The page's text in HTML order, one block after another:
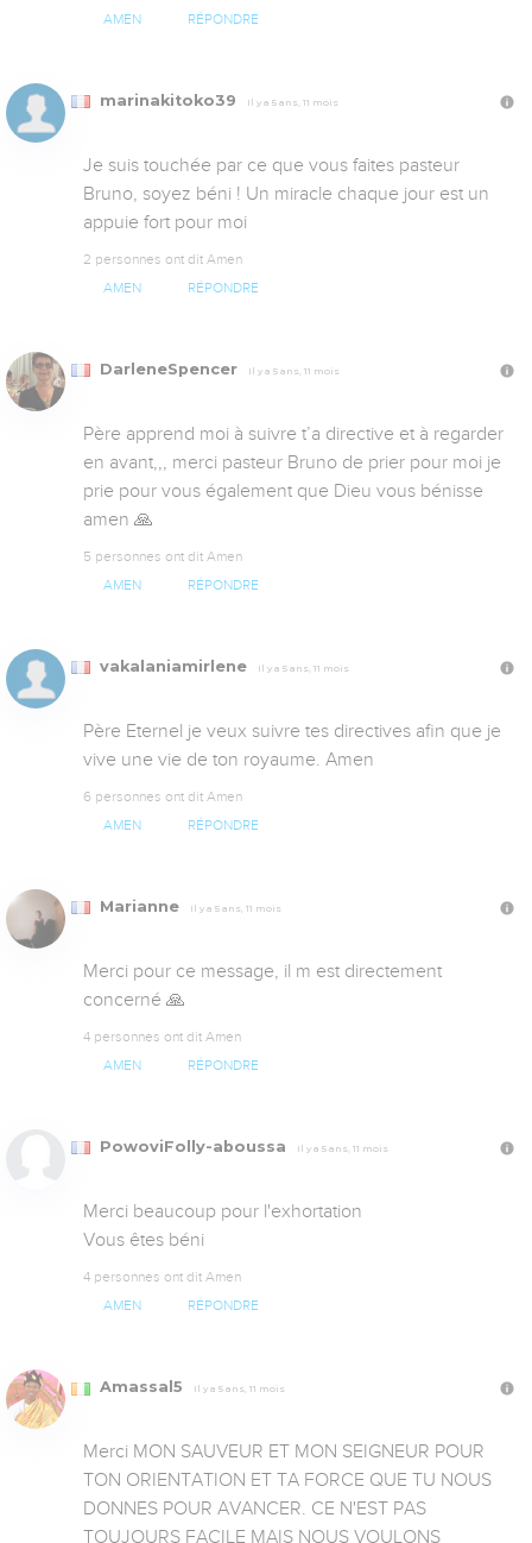
AMEN RÉPONDRE
marinakitoko39 Il y a 5 ans, 11 mois
Je suis touchée par ce que vous faites pasteur
Bruno, soyez béni ! Un miracle chaque jour est un
appuie fort pour moi
2 personnes ont dit Amen
AMEN RÉPONDRE
DarleneSpencer Il y a 5 ans, 11 mois
Père apprend moi à suivre t’a directive et à regarder
en avant,,, merci pasteur Bruno de prier pour moi je
prie pour vous également que Dieu vous bénisse
amen 🙏
5 personnes ont dit Amen
AMEN RÉPONDRE
vakalaniamirlene Il y a 5 ans, 11 mois
Père Eternel je veux suivre tes directives afin que je
vive une vie de ton royaume. Amen
6 personnes ont dit Amen
AMEN RÉPONDRE
Marianne Il y a 5 ans, 11 mois
Merci pour ce message, il m est directement
concerné 🙏
4 personnes ont dit Amen
AMEN RÉPONDRE
PowoviFolly-aboussa Il y a 5 ans, 11 mois
Merci beaucoup pour l'exhortation
Vous êtes béni
4 personnes ont dit Amen
AMEN RÉPONDRE
Amassal5 Il y a 5 ans, 11 mois
Merci MON SAUVEUR ET MON SEIGNEUR POUR
TON ORIENTATION ET TA FORCE QUE TU NOUS
DONNES POUR AVANCER. CE N'EST PAS
TOUJOURS FACILE MAIS NOUS VOULONS